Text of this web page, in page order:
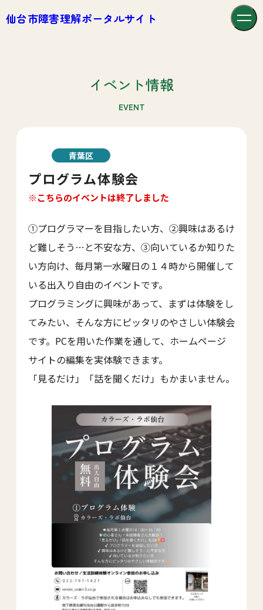
仙台市障害理解ポータルサイト
イベント情報
EVENT
青葉区
プログラム体験会
※こちらのイベントは終了しました
①プログラマーを目指したい方、②興味はあるけ
ど難しそう…と不安な方、③向いているか知りた
い方向け、毎月第一水曜日の１４時から開催して
いる出入り自由のイベントです。
プログラミングに興味があって、まずは体験をし
てみたい、そんな方にピッタリのやさしい体験会
です。PCを用いた作業を通して、ホームページ
サイトの編集を実体験できます。
「見るだけ」「話を聞くだけ」もかまいません。